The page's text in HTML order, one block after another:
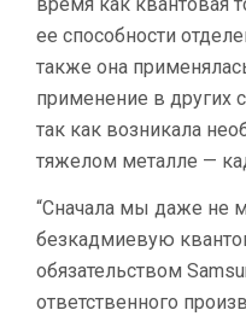
время как квантовая
ее способности
также она
применение в других
так как возникала
тяжелом металле —
“Сначала мы даже не
безкадмиевую
обязательством
ответственного